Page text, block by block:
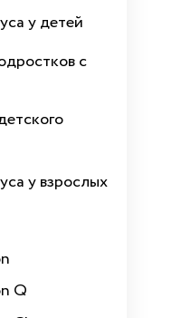
у детей
с
у взрослых
Q